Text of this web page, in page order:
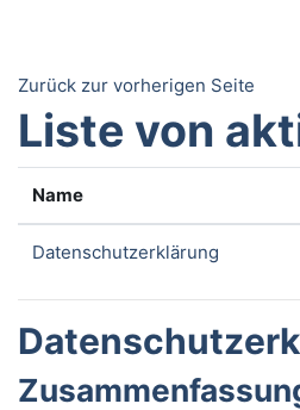
Zurück zur vorherigen Seite
Liste von
Name
Datenschutzerklärung